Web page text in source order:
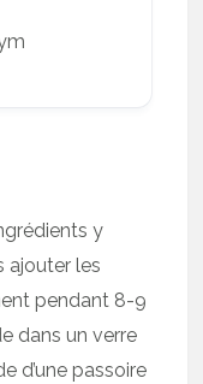
y
ajouter les
pendant 8-9
dans un verre
d’une passoire